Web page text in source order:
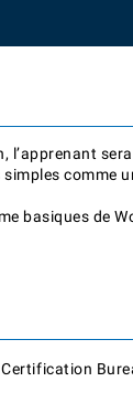
l’apprenant
comme
basiques de